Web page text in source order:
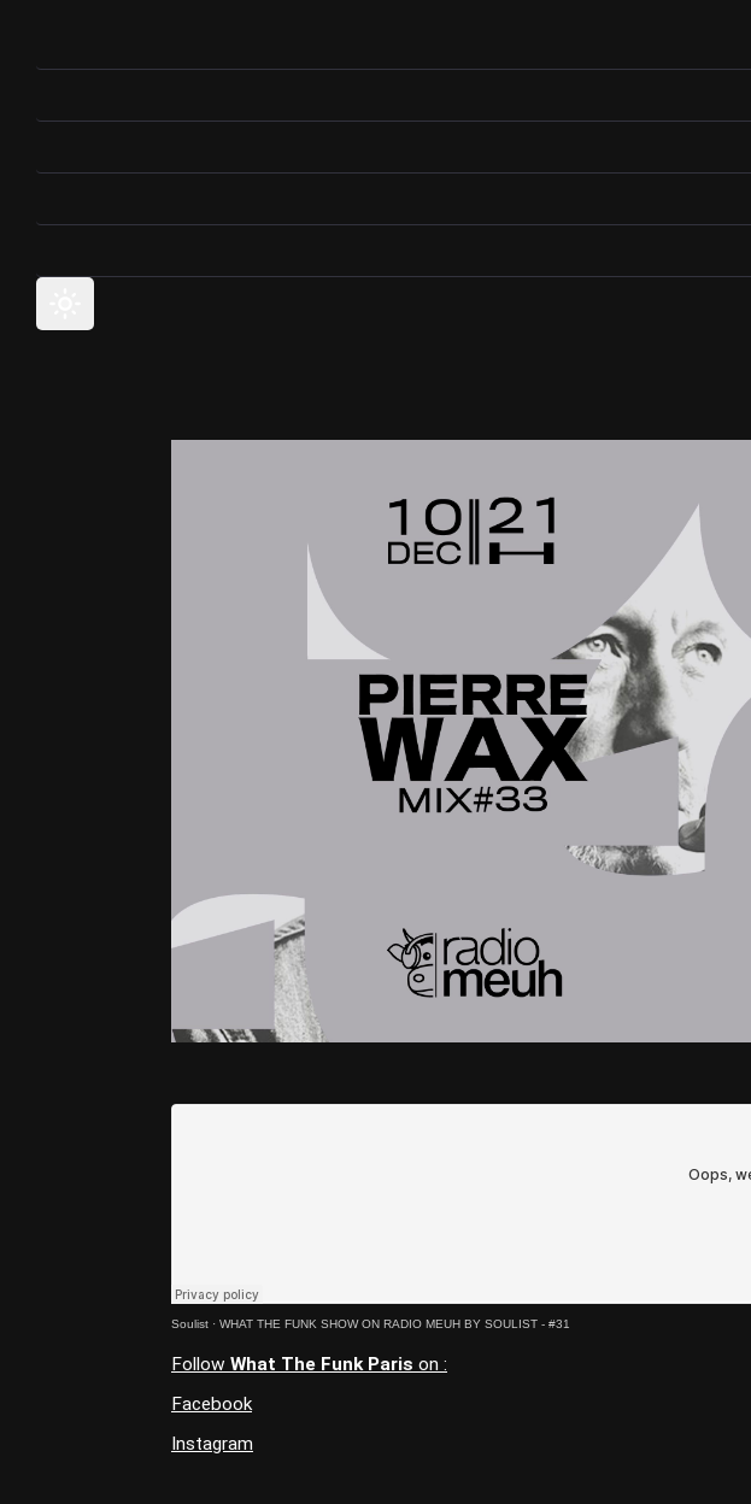
Soulist · WHAT THE FUNK SHOW ON RADIO MEUH BY SOULIST - #31
Follow What The Funk Paris on :
Facebook
Instagram